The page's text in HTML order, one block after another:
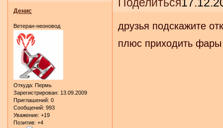
Денис
Ветеран-неоновод
Откуда: Пермь
Зарегистрирован: 13.09.2009
Приглашений: 0
Сообщений: 993
Уважение: +19
Позитив: +4
друзья подскажите
плюс приходить фары